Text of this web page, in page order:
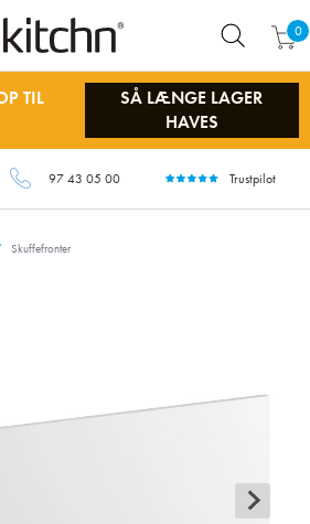
0
TIL
SÅ LÆNGE LAGER
HAVES
97 43 05 00 Trustpilot
Skuffefronter